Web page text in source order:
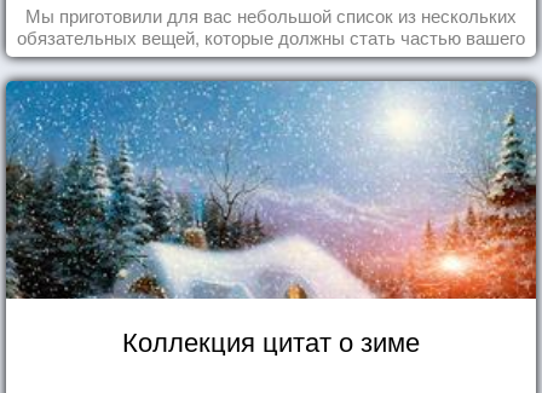
Мы приготовили для вас небольшой список из нескольких
обязательных вещей, которые должны стать частью вашего
дня.
Коллекция цитат о зиме